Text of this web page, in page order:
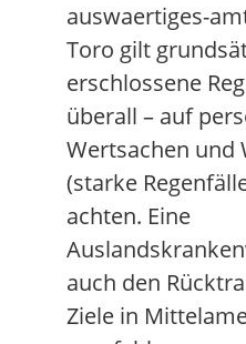
auswaertiges-
Toro gilt
erschlossene
überall – auf
Wertsachen und
(starke
achten. Eine
auch den
Ziele in